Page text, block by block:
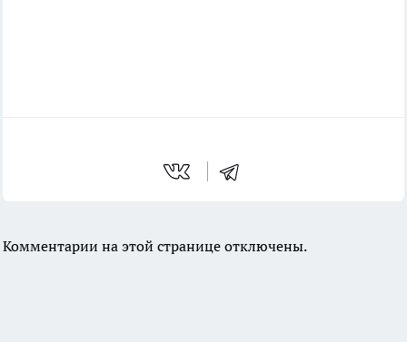
Комментарии на этой странице отключены.